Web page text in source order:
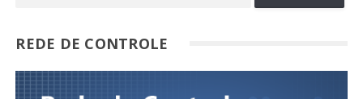
REDE DE CONTROLE